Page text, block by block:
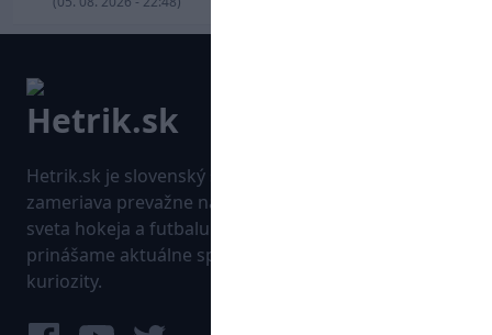
Hetrik.sk je slovenský športový portál, ktorý sa
zameriava prevažne na najnovšie informácie zo
sveta hokeja a futbalu. Pravidelne na dennej báze
prinášame aktuálne správy, góly, zaujímavosti a
kuriozity.